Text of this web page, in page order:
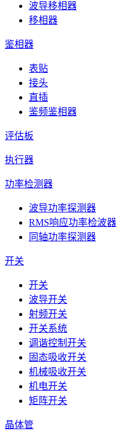
波导移相器
移相器
鉴相器
表贴
接头
直插
鉴频鉴相器
评估板
执行器
功率检测器
波导功率探测器
RMS响应功率检波器
同轴功率探测器
开关
开关
波导开关
射频开关
开关系统
调谐控制开关
固态吸收开关
机械吸收开关
机电开关
矩阵开关
晶体管